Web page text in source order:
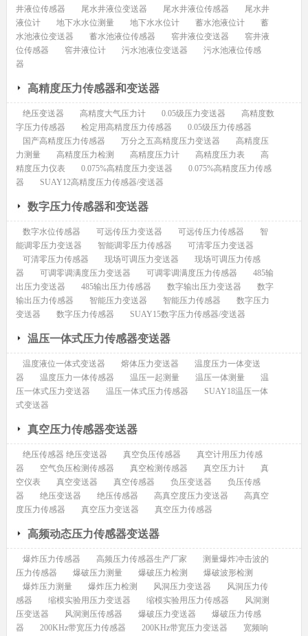
井液位传感器
尾水井液位变送器 尾水井液位传感器
尾水井
液位计
地下水水位测量 地下水水位计 蓄水池液位计
蓄
水池液位变送器
蓄水池液位传感器 窖井液位变送器
窖井液
位传感器
窖井液位计 污水池液位变送器
污水池液位传感
器
高精度压力传感器和变送器
绝压变送器 高精度大气压力计 0.05级压力变送器
高精度数
字压力传感器
检定用高精度压力传感器
0.05级压力传感器
国产高精度压力传感器
万分之五高精度压力变送器
高精度压
力测量
高精度压力检测 高精度压力计 高精度压力表
高
精度压力仪表
0.075%高精度压力变送器
0.075%高精度压力传感
器
SUAY12高精度压力传感器/变送器
数字压力传感器和变送器
数字水位传感器 可远传压力变送器 可远传压力传感器
智
能调零压力变送器
智能调零压力传感器
可清零压力变送器
可清零压力传感器
现场可调压力变送器
现场可调压力传感
器
可调零调满度压力变送器 可调零调满度压力传感器
485输
出压力变送器
485输出压力传感器 数字输出压力变送器
数字
输出压力传感器
智能压力变送器 智能压力传感器
数字压力
变送器
数字压力传感器 SUAY15数字压力传感器/变送器
温压一体式压力传感器变送器
温度液位一体式变送器 熔体压力变送器
温度压力一体变送
器
温度压力一体传感器 温压一起测量 温压一体测量
温
压一体式压力变送器
温压一体式压力传感器
SUAY18温压一体
式变送器
真空压力传感器变送器
绝压传感器 绝压变送器 真空负压传感器
真空计用压力传感
器
空气负压检测传感器 真空检测传感器 真空压力计
真
空仪表
真空变送器 真空传感器 负压变送器
负压传感
器
绝压变送器 绝压传感器 高真空度压力变送器
高真空
度压力传感器
真空压力变送器 真空压力传感器
高频动态压力传感器变送器
爆炸压力传感器 高频压力传感器生产厂家
测量爆炸冲击波的
压力传感器
爆破压力测量 爆破压力检测
爆破波形检测
爆炸压力测量
爆炸压力检测 风洞压力变送器
风洞压力传
感器
缩模实验用压力变送器 缩模实验用压力传感器
风洞测
压变送器
风洞测压传感器 爆破压力变送器
爆破压力传感
器
200KHz带宽压力传感器 200KHz带宽压力变送器
宽频响